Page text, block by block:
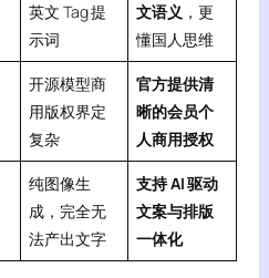
英文 Tag 提
示词
文语义 ，更
懂国人思维
开源模型商
用版权界定
复杂
官方提供清
晰的会员个
人商用授权
纯图像生
成，完全无
法产出文字
支持 AI 驱动
文案与排版
一体化